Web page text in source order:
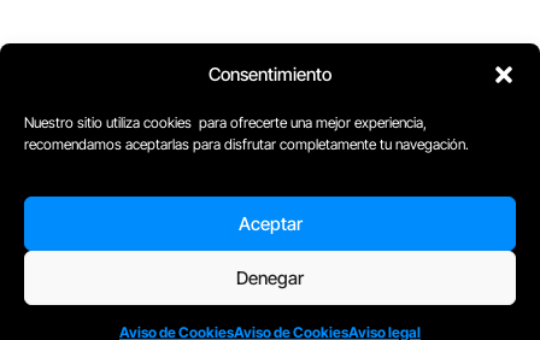
Consentimiento
Nuestro sitio utiliza cookies para ofrecerte una mejor experiencia,
recomendamos aceptarlas para disfrutar completamente tu navegación.
Aceptar
Denegar
Aviso de CookiesAviso de CookiesAviso legal
M+34611741829
Ebarcelona@escuelacomplot.com
Todos nuestros Programas son bonificables a